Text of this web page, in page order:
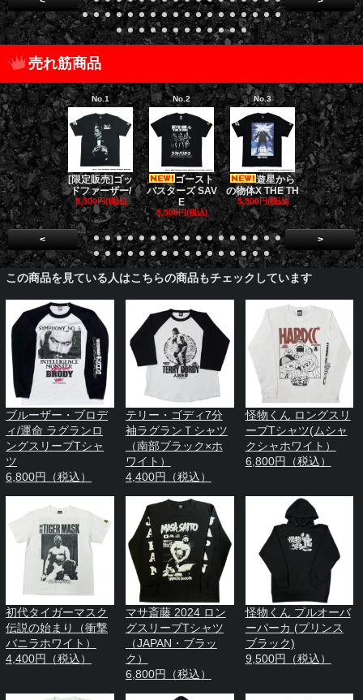
売れ筋商品
No.1
[限定販売]ゴッ
ドファーザー/
5,500円(税込)
No.2
ゴースト
バスターズ SAV
E
5,500円(税込)
No.3
遊星から
の物体X THE TH
5,500円(税込)
No.4
ダークナイ
リロジー/
5,500円(税
< >
この商品を見ている人はこちらの商品もチェックしています
ブルーザー・ブロデ
ィ/運命 ラグランロ
ングスリーブTシャ
ツ
6,800円（税込）
テリー・ゴディ7分
袖ラグランＴシャツ
（南部ブラック×ホ
ワイト）
4,400円（税込）
怪物くん ロングスリ
ーブTシャツ(ムシャ
クシャホワイト）
6,800円（税込）
初代タイガーマスク
伝説の始まり（衝撃
バニラホワイト）
4,400円（税込）
マサ斎藤 2024 ロン
グスリーブTシャツ
（JAPAN・ブラッ
ク）
6,800円（税込）
怪物くん プルオーバ
ーパーカ (プリンス
ブラック)
9,500円（税込）